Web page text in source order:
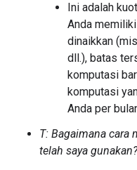
Ini adalah
Anda
dinaikkan
dll.), batas
komputasi
komputasi
Anda per
T: Bagaimana cara
telah saya gunakan?